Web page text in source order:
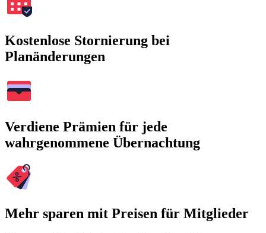
Kostenlose Stornierung bei
Planänderungen
Verdiene Prämien für jede
wahrgenommene Übernachtung
Mehr sparen mit Preisen für Mitglieder